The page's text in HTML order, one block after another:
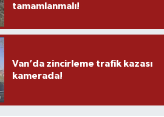
tamamlanmalı!
Van’da zincirleme trafik kazası
kamerada!